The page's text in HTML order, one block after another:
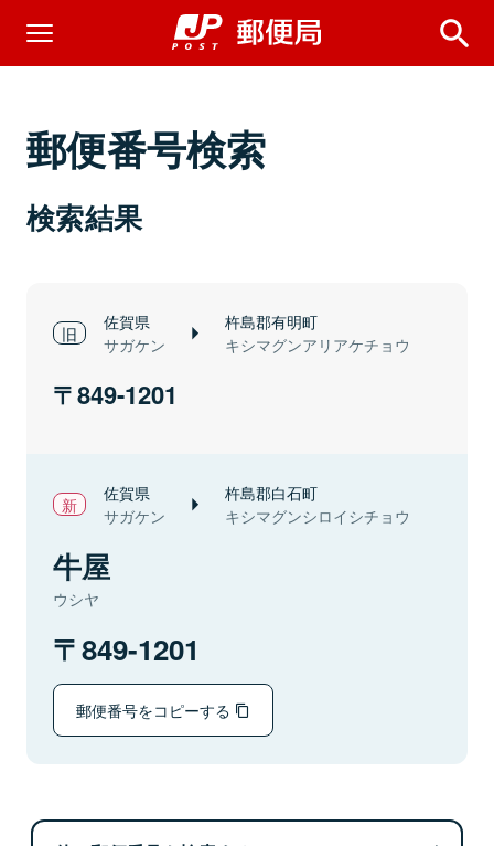
郵便番号検索
検索結果
佐賀県
サガケン
杵島郡有明町
キシマグンアリアケチョウ
849-1201
佐賀県
サガケン
杵島郡白石町
キシマグンシロイシチョウ
牛屋
ウシヤ
849-1201
郵便番号をコピーする